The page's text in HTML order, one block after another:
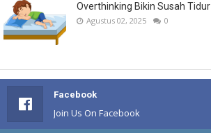
Overthinking Bikin Susah Tidur
Agustus 02, 2025 0
Facebook
Join Us On Facebook